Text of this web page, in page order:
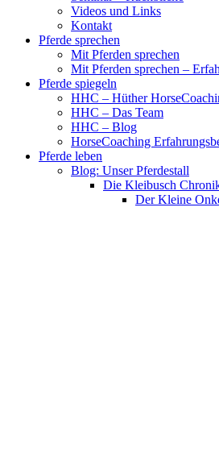
Videos und Links
Kontakt
Pferde sprechen
Mit Pferden sprechen
Mit Pferden sprechen –
Pferde spiegeln
HHC – Hüther
HHC – Das Team
HHC – Blog
HorseCoaching
Pferde leben
Blog: Unser Pferdestall
Die Kleibusch
Der Kleine